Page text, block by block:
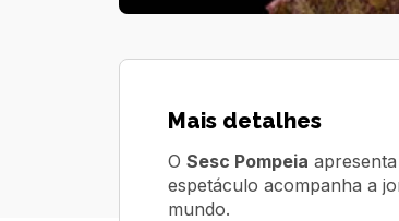
Mais detalhes
O Sesc Pompeia
espetáculo acompanha a
mundo.